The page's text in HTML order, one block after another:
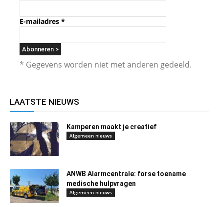
E-mailadres *
* Gegevens worden niet met anderen gedeeld.
LAATSTE NIEUWS
Kamperen maakt je creatief
Algemeen nieuws
ANWB Alarmcentrale: forse toename
medische hulpvragen
Algemeen nieuws